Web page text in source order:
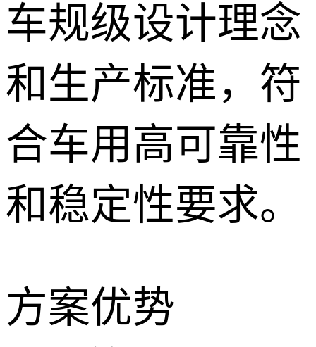
车规级设计理念
和生产标准，符
合车用高可靠性
和稳定性要求。
方案优势